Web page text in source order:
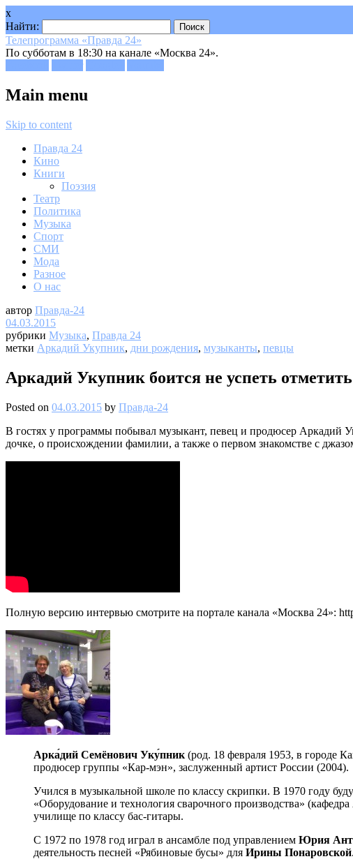
x
Найти:
Телепрограмма «Правда 24»
По субботам в 18:30 на канале «Москва 24».
Main menu
Skip to content
Правда 24
Кино
Книги
Поэзия
Театр
Политика
Музыка
Спорт
СМИ
Мода
Разное
О нас
автор Правда-24
04.03.2015
рубрики Музыка, Правда 24
метки Аркадий Укупник, дни рождения, музыканты, певцы
Аркадий Укупник боится не успеть
Posted on 04.03.2015 by Правда-24
В гостях у программы побывал музыкант, певец и продюсер Аркадий
дочке, о происхождении фамилии, а также о первом знакомстве с
Полную версию интервью смотрите на портале канала «Москва 24»:
Арка́дий Семёнович Уку́пник (род. 18 февраля 1953, в городе
продюсер группы «Кар-мэн», заслуженный артист России (2004).
Учился в музыкальной школе по классу скрипки. В 1970 году
«Оборудование и технология сварочного производства»
училище по классу бас-гитары.
С 1972 по 1978 год играл в ансамбле под управлением Юрия
деятельность песней «Рябиновые бусы» для Ирины Понаровской.